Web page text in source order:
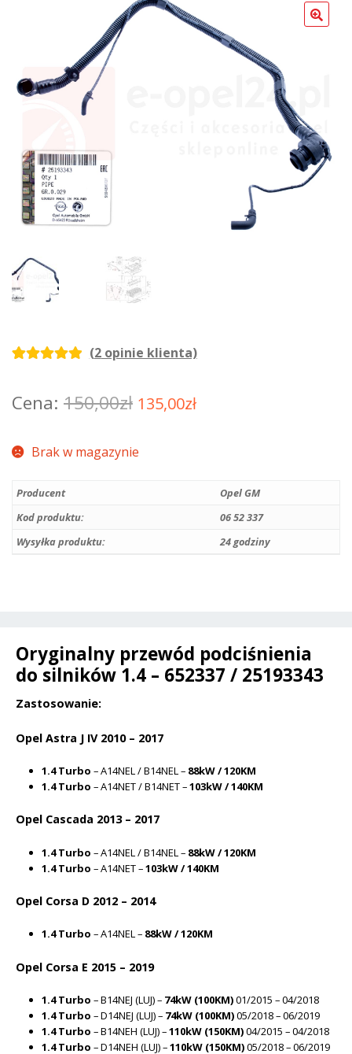
podstawie
klientów
(2opinie klienta)
150,00zł Pierwotna
wynosiła:
135,00złAktualna
135,00zł.
Brak w magazynie
Producent
Opel GM
Kod produktu:
06 52 337
Wysyłka produktu:
24 godziny
Oryginalny przewód podciśnienia
do silników 1.4 – 652337 / 25193343
Zastosowanie:
Opel Astra J IV 2010 – 2017
1.4 Turbo – A14NEL / B14NEL – 88kW / 120KM
1.4 Turbo – A14NET / B14NET –103kW / 140KM
Opel Cascada 2013 – 2017
1.4 Turbo – A14NEL / B14NEL – 88kW / 120KM
1.4 Turbo – A14NET –103kW / 140KM
Opel Corsa D 2012 – 2014
1.4 Turbo – A14NEL – 88kW / 120KM
Opel Corsa E 2015 – 2019
1.4 Turbo – B14NEJ (LUJ) – 74kW (100KM)01/2015 – 04/2018
1.4 Turbo – D14NEJ (LUJ) – 74kW (100KM)05/2018 – 06/2019
1.4 Turbo – B14NEH (LUJ) –110kW (150KM)04/2015 – 04/2018
1.4 Turbo – D14NEH (LUJ) –110kW (150KM)05/2018 – 06/2019